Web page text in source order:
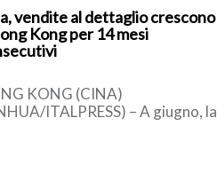
ha telefonato al sindaco
[…]
vendite al dettaglio crescono
Kong per 14 mesi
KONG (CINA)
ITALPRESS) – A giugno, la